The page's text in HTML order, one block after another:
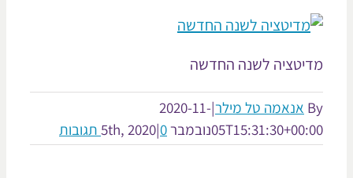
לשנה החדשה
אנאמה טל מילר|
2020-11-
נובמבר 5th, 2020 |0 תגובות